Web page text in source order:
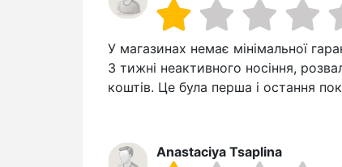
У магазинах немає мінімальної
3 тижні неактивного носіння,
коштів. Це була перша і остання
Anastaciya Tsaplina